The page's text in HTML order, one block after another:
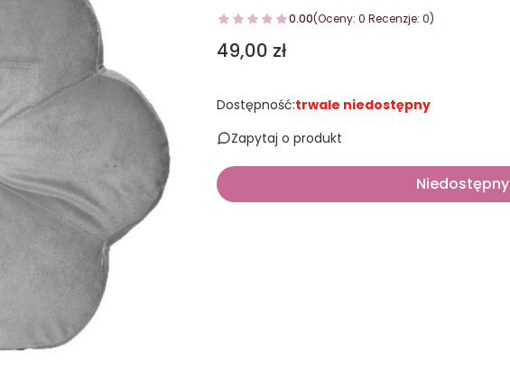
0.00(Oceny: 0 Recenzje: 0)
Cena
49,00 zł
Dostępność:trwale niedostępny
Zapytaj o produkt
Niedostępny